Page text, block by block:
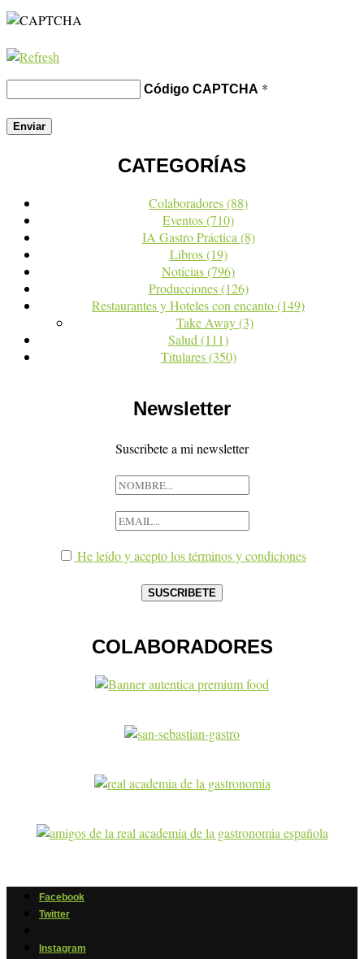
Código CAPTCHA *
CATEGORÍAS
Colaboradores(88)
Eventos(710)
IA Gastro Práctica (8)
Libros(19)
Noticias(796)
Producciones(126)
Restaurantes y Hoteles con encanto(149)
Take Away(3)
Salud (111)
Titulares(350)
Newsletter
Suscribete a mi newsletter
He leído y acepto los términos y condiciones
COLABORADORES
Facebook
Twitter
Instagram